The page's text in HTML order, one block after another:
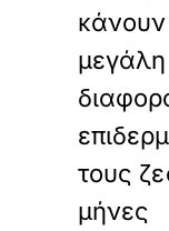
κάνουν
μεγάλη
τους
μήνες